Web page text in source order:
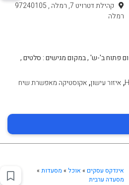
קהילת דטרויט 7, רמלה , 97240105
רמלה
פתוח ב'-ש' , במקום מגישים : סלטים ,
,איזור עישון,אקוסטיקה מאפשרת שיח
אינדקס עסקים » אוכל» מסעדות»
מסעדה ערבית